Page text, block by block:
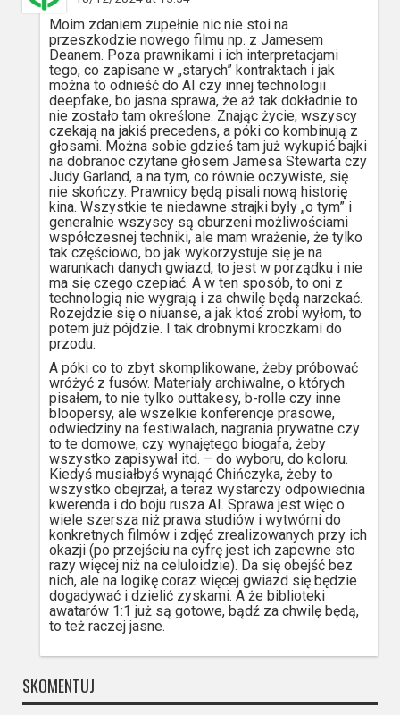
Moim zdaniem zupełnie nic nie stoi na
przeszkodzie nowego filmu np. z Jamesem
Deanem. Poza prawnikami i ich interpretacjami
tego, co zapisane w „starych” kontraktach i jak
można to odnieść do AI czy innej technologii
deepfake, bo jasna sprawa, że aż tak dokładnie to
nie zostało tam określone. Znając życie, wszyscy
czekają na jakiś precedens, a póki co kombinują z
głosami. Można sobie gdzieś tam już wykupić bajki
na dobranoc czytane głosem Jamesa Stewarta czy
Judy Garland, a na tym, co równie oczywiste, się
nie skończy. Prawnicy będą pisali nową historię
kina. Wszystkie te niedawne strajki były „o tym” i
generalnie wszyscy są oburzeni możliwościami
współczesnej techniki, ale mam wrażenie, że tylko
tak częściowo, bo jak wykorzystuje się je na
warunkach danych gwiazd, to jest w porządku i nie
ma się czego czepiać. A w ten sposób, to oni z
technologią nie wygrają i za chwilę będą narzekać.
Rozejdzie się o niuanse, a jak ktoś zrobi wyłom, to
potem już pójdzie. I tak drobnymi kroczkami do
przodu.
A póki co to zbyt skomplikowane, żeby próbować
wróżyć z fusów. Materiały archiwalne, o których
pisałem, to nie tylko outtakesy, b-rolle czy inne
bloopersy, ale wszelkie konferencje prasowe,
odwiedziny na festiwalach, nagrania prywatne czy
to te domowe, czy wynajętego biogafa, żeby
wszystko zapisywał itd. – do wyboru, do koloru.
Kiedyś musiałbyś wynająć Chińczyka, żeby to
wszystko obejrzał, a teraz wystarczy odpowiednia
kwerenda i do boju rusza AI. Sprawa jest więc o
wiele szersza niż prawa studiów i wytwórni do
konkretnych filmów i zdjęć zrealizowanych przy ich
okazji (po przejściu na cyfrę jest ich zapewne sto
razy więcej niż na celuloidzie). Da się obejść bez
nich, ale na logikę coraz więcej gwiazd się będzie
dogadywać i dzielić zyskami. A że biblioteki
awatarów 1:1 już są gotowe, bądź za chwilę będą,
to też raczej jasne.
SKOMENTUJ